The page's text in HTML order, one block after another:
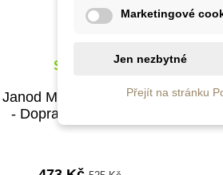
Skladem
Janod Magnetická kniha
- Dopravní prostředky
Marketingové
Jen nezbytné
Přejít na stránku